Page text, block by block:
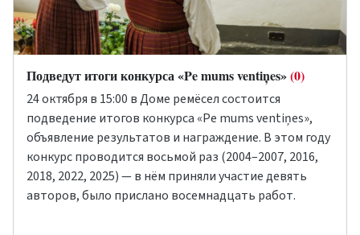
Подведут итоги конкурса «Pe mums ventiņes»(0)
24 октября в 15:00 в Доме ремёсел состоится
подведение итогов конкурса «Pe mums ventiņes»,
объявление результатов и награждение. В этом году
конкурс проводится восьмой раз (2004–2007, 2016,
2018, 2022, 2025) — в нём приняли участие девять
авторов, было прислано восемнадцать работ.